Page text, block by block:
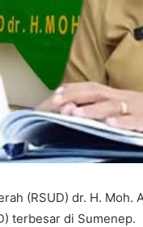
(RSUD) dr. H. Moh.
terbesar di Sumenep.